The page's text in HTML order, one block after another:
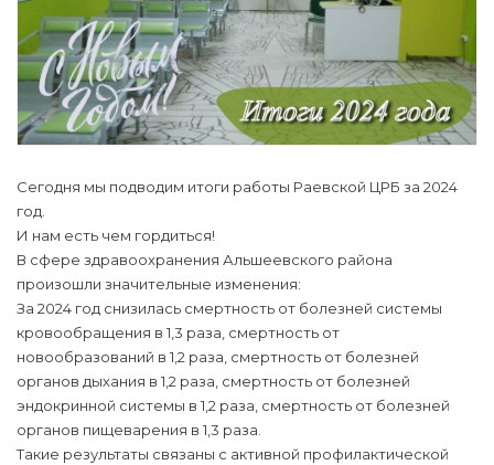
Сегодня мы подводим итоги работы Раевской ЦРБ за 2024
год.
И нам есть чем гордиться!
В сфере здравоохранения Альшеевского района
произошли значительные изменения:
За 2024 год снизилась смертность от болезней системы
кровообращения в 1,3 раза, смертность от
новообразований в 1,2 раза, смертность от болезней
органов дыхания в 1,2 раза, смертность от болезней
эндокринной системы в 1,2 раза, смертность от болезней
органов пищеварения в 1,3 раза.
Такие результаты связаны с активной профилактической